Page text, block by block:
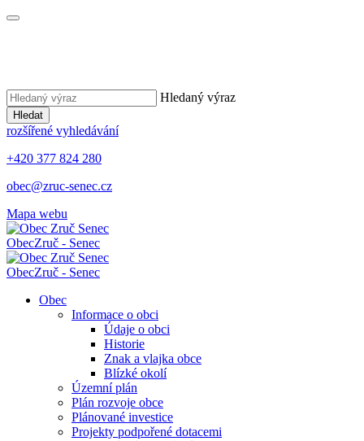
Hledaný výraz
Hledat
rozšířené vyhledávání
+420 377 824 280
obec@zruc-senec.cz
Mapa webu
ObecZruč - Senec
ObecZruč - Senec
Obec
Informace o obci
Údaje o obci
Historie
Znak a vlajka obce
Blízké okolí
Územní plán
Plán rozvoje obce
Plánované investice
Projekty podpořené dotacemi